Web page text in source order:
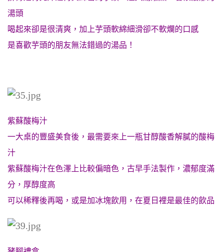
湯頭
喝起來卻是很清爽，加上芋頭軟綿細滑卻不軟爛的口感
是喜歡芋頭的朋友無法錯過的湯品！
紫蘇酸梅汁
一大桌的豐盛美食後，最需要來上一瓶甘醇酸香解膩的酸梅
汁
紫蘇酸梅汁在色澤上比較偏暗色，古早手法製作，濃郁度滿
分，厚醇度高
可以稀釋後再喝，或是加冰塊飲用，在夏日裡是最佳的飲品